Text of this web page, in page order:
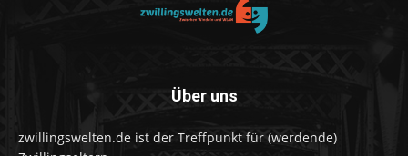
Über uns
zwillingswelten.de ist der Treffpunkt für (werdende)